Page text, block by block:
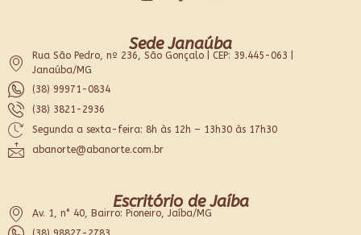
Sede Janaúba
Rua São Pedro, nº 236, São Gonçalo | CEP: 39.445-063 |
Janaúba/MG
(38) 99971-0834
(38) 3821-2936
Segunda a sexta-feira: 8h às 12h – 13h30 às 17h30
abanorte@abanorte.com.br
Escritório de Jaíba
Av. 1, n° 40, Bairro: Pioneiro, Jaíba/MG